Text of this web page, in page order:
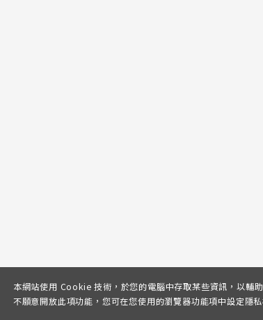
本網站使用 Cookie 技術，於您的電腦中存取某些資訊，以輔
不願意開放此項功能，您可在您使用的瀏覽器功能項中設定隱